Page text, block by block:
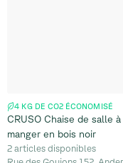
4 KG DE CO2 ÉCONOMISÉ
CRUSO Chaise de salle à
manger en bois noir
2 articles disponibles